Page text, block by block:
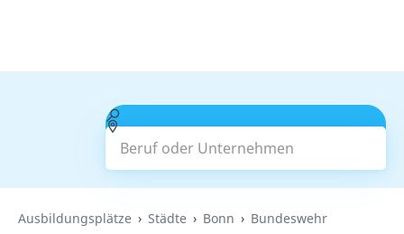
Beruf oder Unternehmen
Suchen
Ausbildungsplätze Städte Bonn Bundeswehr